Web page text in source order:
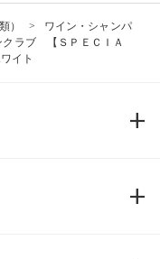
）
ワイン・シャンパ
クラブ 【ＳＰＥＣＩＡ
イト